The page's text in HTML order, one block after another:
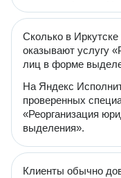
Сколько в
оказывают услугу
лиц в форме
На Яндекс
проверенных
«Реорганизация
выделения».
Клиенты обычно